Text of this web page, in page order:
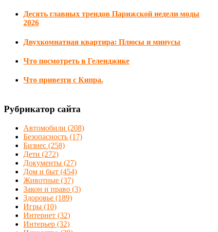
Десять главных трендов Парижской недели моды
2026
Двухкомнатная квартира: Плюсы и минусы
Что посмотреть в Геленджике
Что привезти с Кипра.
Рубрикатор сайта
Автомобили (208)
Безопасность (17)
Бизнес (258)
Дети (272)
Документы (27)
Дом и быт (454)
Животные (37)
Закон и право (3)
Здоровье (189)
Игры (10)
Интернет (32)
Интерьер (32)